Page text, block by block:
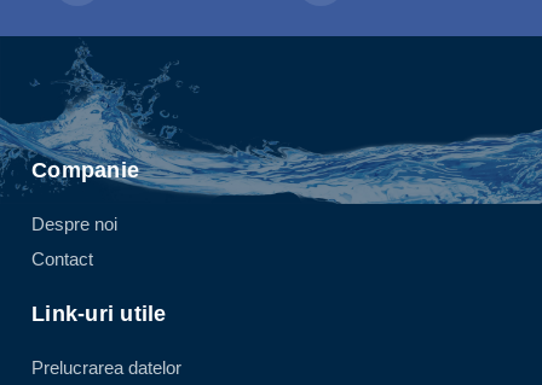
Companie
Despre noi
Contact
Link-uri utile
Prelucrarea datelor